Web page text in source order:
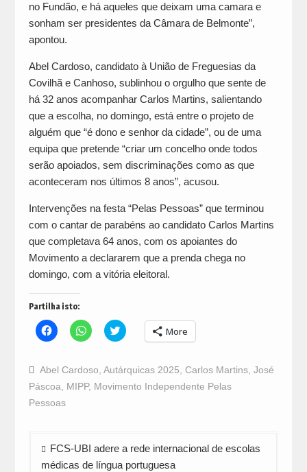
no Fundão, e há aqueles que deixam uma camara e
sonham ser presidentes da Câmara de Belmonte”,
apontou.
Abel Cardoso, candidato à União de Freguesias da
Covilhã e Canhoso, sublinhou o orgulho que sente de
há 32 anos acompanhar Carlos Martins, salientando
que a escolha, no domingo, está entre o projeto de
alguém que “é dono e senhor da cidade”, ou de uma
equipa que pretende “criar um concelho onde todos
serão apoiados, sem discriminações como as que
aconteceram nos últimos 8 anos”, acusou.
Intervenções na festa “Pelas Pessoas” que terminou
com o cantar de parabéns ao candidato Carlos Martins
que completava 64 anos, com os apoiantes do
Movimento a declararem que a prenda chega no
domingo, com a vitória eleitoral.
Partilha isto:
Click
to
Facebook
(Opens
in
new
window)
Click
to
WhatsApp
(Opens
in
new
Click
to
Twitter
(Opens
in
new
More
Abel Cardoso Autárquicas 2025 Carlos Martins, José
Páscoa
MIPP, Movimento Independente Pelas
Pessoas
Navegação
de
FCS-UBI adere a rede internacional de escolas
médicas de língua portuguesa